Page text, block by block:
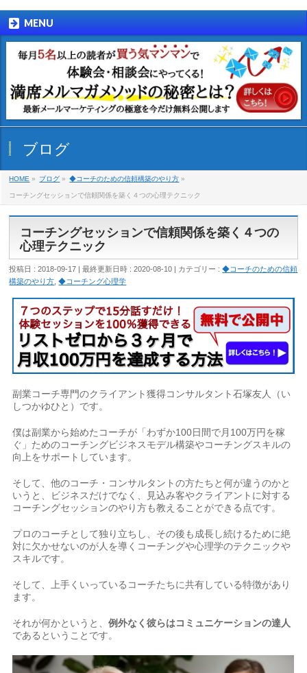
MENU
ブログ
HOME » ブログ » ◆コーチのための信頼構築のやり方 »
コーチングセッションで信頼関係を築く４つの心理テクニック
コーチングセッションで信頼関係を築く４つの
心理テクニック
投稿日 : 2018-09-17 最終更新日時 : 2020-08-10 カテゴリー :◆コーチのための信頼
構築のやり方 ,◆コーチング心理学
副業コーチ専門のクライアント獲得コンサルタント石塚友人（い
しつかゆひと）です。
僕は副業から始めたコーチが「わずか100日間で月100万円を稼
ぐ」ためのコーチングビジネスモデル構築やコーチングスキルの
向上をサポートしています。
そして、他のコーチ・コンサルタントの方たちと何が違うのかと
いうと、ビジネスだけでなく、見込み客やクライアントに対する
コーチングセッションのやり方も教えることができる点です。
プロのコーチとして独り立ちし、その後も成長し続けるために絶
対に欠かせないのが人を導くコーチングや心理学のテクニックや
スキルです。
そして、上手くいっているコーチたちに共有している特徴があり
ます。
それが何かというと、例外なく彼らはコミュニケーションの達人
であるということです。